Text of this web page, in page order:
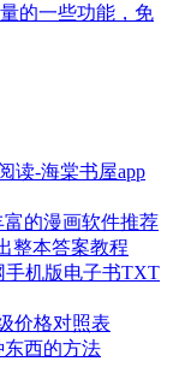
的一些功能，免
读-海棠书屋app
的漫画软件推荐
整本答案教程
手机版电子书TXT
价格对照表
西的方法